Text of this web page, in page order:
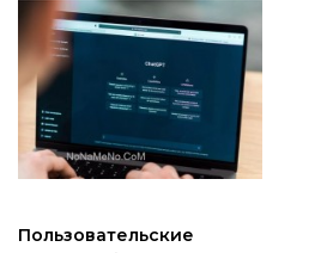
Пользовательские